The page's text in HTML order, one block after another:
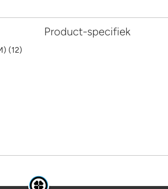
(32MM) (12)
Product-specifiek